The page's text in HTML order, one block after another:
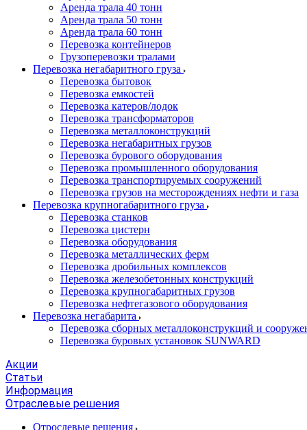
Аренда трала 40 тонн
Аренда трала 50 тонн
Аренда трала 60 тонн
Перевозка контейнеров
Грузоперевозки тралами
Перевозка негабаритного груза
Перевозка бытовок
Перевозка емкостей
Перевозка катеров/лодок
Перевозка трансформаторов
Перевозка металлоконструкций
Перевозка негабаритных грузов
Перевозка бурового оборудования
Перевозка промышленного оборудования
Перевозка транспортируемых сооружений
Перевозка грузов на месторождениях нефти и газа
Перевозка крупногабаритного груза
Перевозка станков
Перевозка цистерн
Перевозка оборудования
Перевозка металлических ферм
Перевозка дробильных комплексов
Перевозка железобетонных конструкций
Перевозка крупногабаритных грузов
Перевозка нефтегазового оборудования
Перевозка негабарита
Перевозка сборных металлоконструкций и
Перевозка буровых установок SUNWARD
Акции
Статьи
Информация
Отраслевые решения
Отрослевые решения